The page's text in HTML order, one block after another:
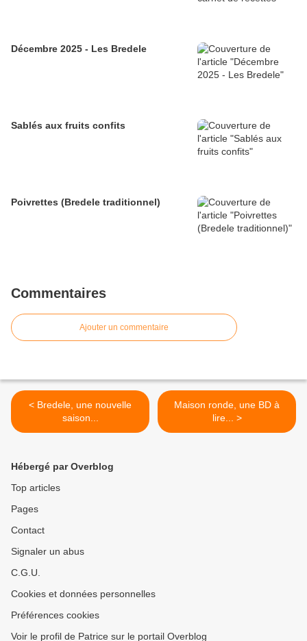
Décembre 2025 - Les Bredele
Sablés aux fruits confits
Poivrettes (Bredele traditionnel)
Commentaires
Ajouter un commentaire
< Bredele, une nouvelle
saison...
Maison ronde, une BD à
lire... >
Hébergé par Overblog
Top articles
Pages
Contact
Signaler un abus
C.G.U.
Cookies et données personnelles
Préférences cookies
Voir le profil de Patrice sur le portail Overblog